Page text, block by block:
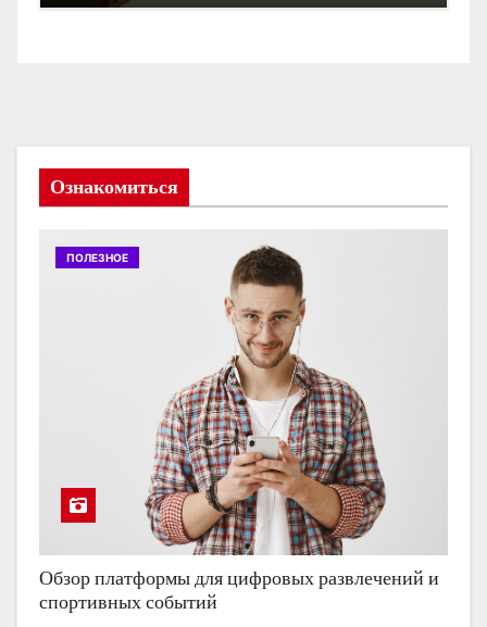
Ознакомиться
ПОЛЕЗНОЕ
Обзор платформы для цифровых развлечений и
спортивных событий